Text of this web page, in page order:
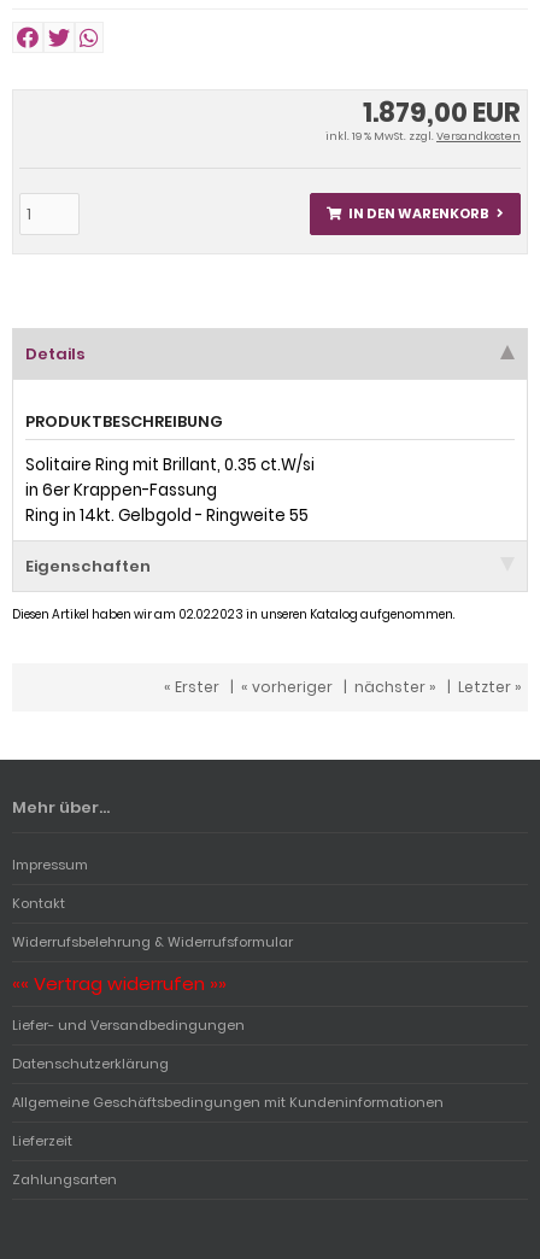
1.879,00 EUR
inkl. 19 % MwSt. zzgl.Versandkosten
IN DEN WARENKORB
Details
PRODUKTBESCHREIBUNG
Solitaire Ring mit Brillant, 0.35 ct.W/si
in 6er Krappen-Fassung
Ring in 14kt. Gelbgold - Ringweite 55
Eigenschaften
Diesen Artikel haben wir am 02.02.2023 in unseren Katalog aufgenommen.
« Erster | « vorheriger | nächster » | Letzter »
Mehr über...
Impressum
Kontakt
Widerrufsbelehrung & Widerrufsformular
«« Vertrag widerrufen »»
Liefer- und Versandbedingungen
Datenschutzerklärung
Allgemeine Geschäftsbedingungen mit Kundeninformationen
Lieferzeit
Zahlungsarten